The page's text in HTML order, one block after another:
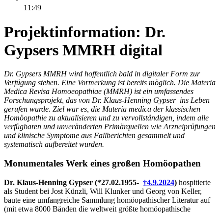
11:49
Projektinformation: Dr.
Gypsers MMRH digital
Dr. Gypsers MMRH wird hoffentlich bald in digitaler Form zur
Verfügung stehen. Eine Vormerkung ist bereits möglich. Die Materia
Medica Revisa Homoeopathiae (MMRH) ist ein umfassendes
Forschungsprojekt, das von Dr. Klaus-Henning Gypser ins Leben
gerufen wurde. Ziel war es, die Materia medica der klassischen
Homöopathie zu aktualisieren und zu vervollständigen, indem alle
verfügbaren und unveränderten Primärquellen wie Arzneiprüfungen
und klinische Symptome aus Fallberichten gesammelt und
systematisch aufbereitet wurden.
Monumentales Werk eines großen Homöopathen
Dr. Klaus-Henning Gypser (*27.02.1955- †4.9.2024) hospitierte
als Student bei Jost Künzli, Will Klunker und Georg von Keller,
baute eine umfangreiche Sammlung homöopathischer Literatur auf
(mit etwa 8000 Bänden die weltweit größte homöopathische